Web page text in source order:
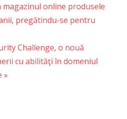
magazinul online produsele
pregătindu-se pentru
Challenge, o nouă
cu abilităţi în domeniul